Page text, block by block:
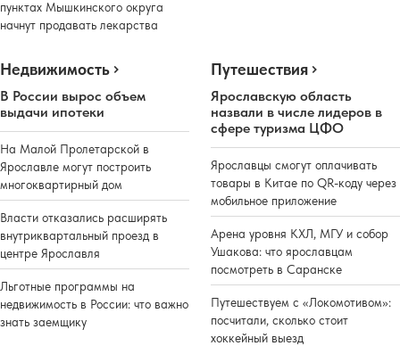
пунктах Мышкинского округа
начнут продавать лекарства
Недвижимость
В России вырос объем
выдачи ипотеки
На Малой Пролетарской в
Ярославле могут построить
многоквартирный дом
Власти отказались расширять
внутриквартальный проезд в
центре Ярославля
Льготные программы на
недвижимость в России: что важно
знать заемщику
Путешествия
Ярославскую область
назвали в числе лидеров в
сфере туризма ЦФО
Ярославцы смогут оплачивать
товары в Китае по QR-коду через
мобильное приложение
Арена уровня КХЛ, МГУ и собор
Ушакова: что ярославцам
посмотреть в Саранске
Путешествуем с «Локомотивом»:
посчитали, сколько стоит
хоккейный выезд